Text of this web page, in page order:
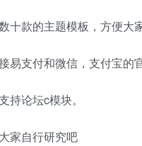
十款的主题模板，方便大
易支付和微信，支付宝的
持论坛c模块。
家自行研究吧